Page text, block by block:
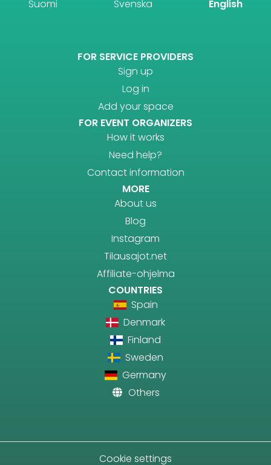
Suomi Svenska English
FOR SERVICE PROVIDERS
Sign up
Log in
Add your space
FOR EVENT ORGANIZERS
How it works
Need help?
Contact information
MORE
About us
Blog
Instagram
Tilausajot.net
Affiliate-ohjelma
COUNTRIES
Spain
Denmark
Finland
Sweden
Germany
Others
Cookie settings